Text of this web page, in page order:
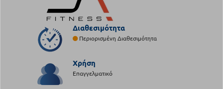
Διαθεσιμότητα
Περιορισμένη Διαθεσιμότητα
Χρήση
Επαγγελματικό